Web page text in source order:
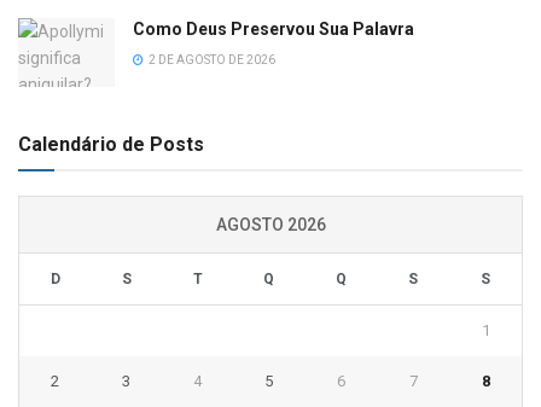
Como Deus Preservou Sua Palavra
2 DE AGOSTO DE 2026
Calendário de Posts
AGOSTO 2026
D S T Q Q S S
1
2 3 4 5 6 7 8